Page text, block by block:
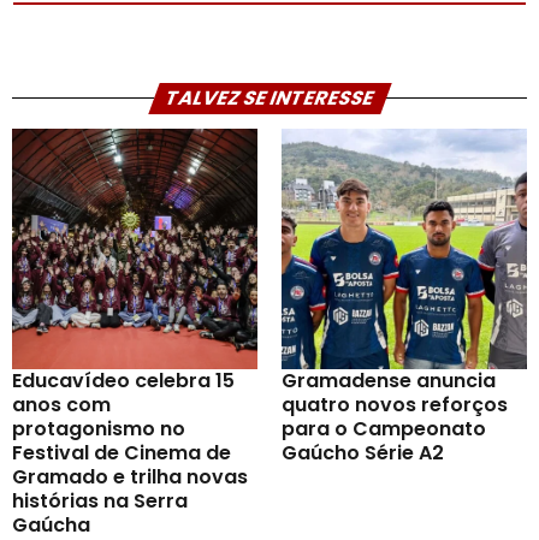
TALVEZ SE INTERESSE
Educavídeo celebra 15
anos com
protagonismo no
Festival de Cinema de
Gramado e trilha novas
histórias na Serra
Gaúcha
Gramadense anuncia
quatro novos reforços
para o Campeonato
Gaúcho Série A2